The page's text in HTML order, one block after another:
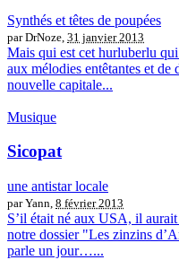
Synthés et têtes de poupées
par DrNoze, 31 janvier 2013
Mais qui est cet hurluberlu
aux mélodies entêtantes et de
nouvelle capitale...
Musique
Sicopat
une antistar locale
par Yann, 8 février 2013
S’il était né aux USA, il
notre dossier "Les zinzins
parle un jour…...